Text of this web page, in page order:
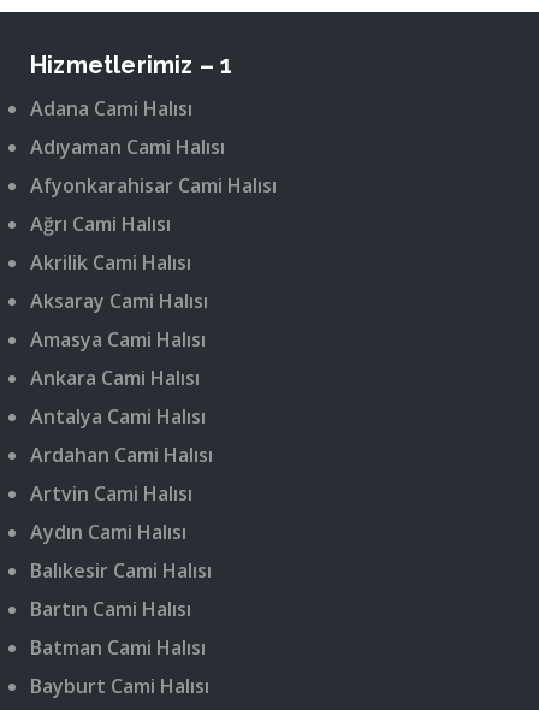
Hizmetlerimiz – 1
Adana Cami Halısı
Adıyaman Cami Halısı
Afyonkarahisar Cami Halısı
Ağrı Cami Halısı
Akrilik Cami Halısı
Aksaray Cami Halısı
Amasya Cami Halısı
Ankara Cami Halısı
Antalya Cami Halısı
Ardahan Cami Halısı
Artvin Cami Halısı
Aydın Cami Halısı
Balıkesir Cami Halısı
Bartın Cami Halısı
Batman Cami Halısı
Bayburt Cami Halısı